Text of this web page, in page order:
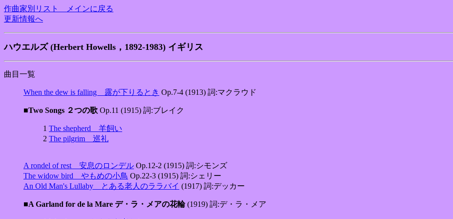
作曲家別リスト メインに戻る
更新情報へ
ハウエルズ (Herbert Howells，1892-1983) イギリス
曲目一覧
When the dew is falling 露が下りるとき Op.7-4 (1913) 詞:マクラウド
■Two Songs ２つの歌 Op.11 (1915) 詞:ブレイク
1 The shepherd 羊飼い
2 The pilgrim 巡礼
A rondel of rest 安息のロンデル Op.12-2 (1915) 詞:シモンズ
The widow bird やもめの小鳥 Op.22-3 (1915) 詞:シェリー
An Old Man's Lullaby とある老人のララバイ (1917) 詞:デッカー
■A Garland for de la Mare デ・ラ・メアの花輪(1919) 詞:デ・ラ・メア